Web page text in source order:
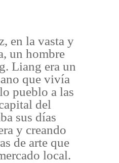
en la vasta y
un hombre
Liang era un
que vivía
pueblo a las
del
sus días
y creando
de arte que
local.